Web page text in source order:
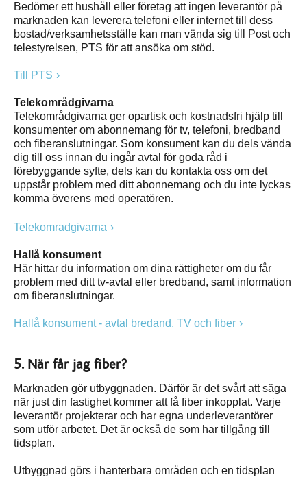
Bedömer ett hushåll eller företag att ingen leverantör på
marknaden kan leverera telefoni eller internet till dess
bostad/verksamhetsställe kan man vända sig till Post och
telestyrelsen, PTS för att ansöka om stöd.
Till PTS
Telekområdgivarna
Telekområdgivarna ger opartisk och kostnadsfri hjälp till
konsumenter om abonnemang för tv, telefoni, bredband
och fiberanslutningar. Som konsument kan du dels vända
dig till oss innan du ingår avtal för goda råd i
förebyggande syfte, dels kan du kontakta oss om det
uppstår problem med ditt abonnemang och du inte lyckas
komma överens med operatören.
Telekomradgivarna
Hallå konsument
Här hittar du information om dina rättigheter om du får
problem med ditt tv-avtal eller bredband, samt information
om fiberanslutningar.
Hallå konsument - avtal bredand, TV och fiber
5. När får jag fiber?
Marknaden gör utbyggnaden. Därför är det svårt att säga
när just din fastighet kommer att få fiber inkopplat. Varje
leverantör projekterar och har egna underleverantörer
som utför arbetet. Det är också de som har tillgång till
tidsplan.
Utbyggnad görs i hanterbara områden och en tidsplan